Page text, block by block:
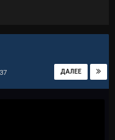
ДАЛЕЕ